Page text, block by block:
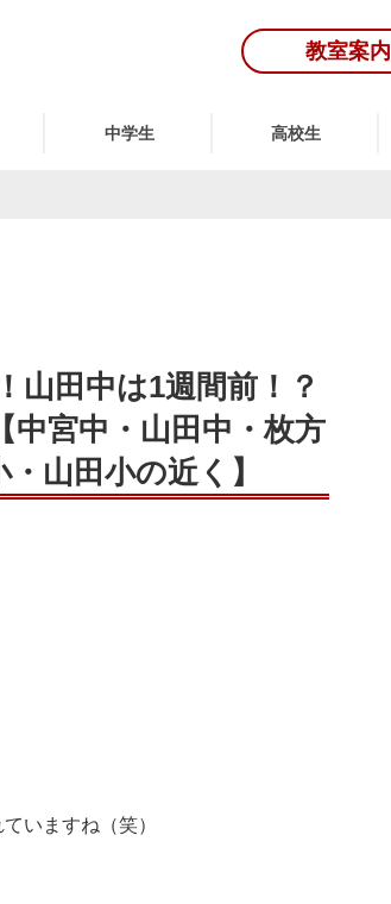
教室案内
中学生 高校生
山田中は1週間前！？
宮中・山田中・枚方
山田小の近く】
いますね（笑）